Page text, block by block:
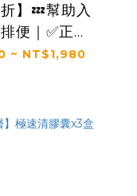
】💤幫助入
便｜✅正品
陽星】全效
~ NT$1,980